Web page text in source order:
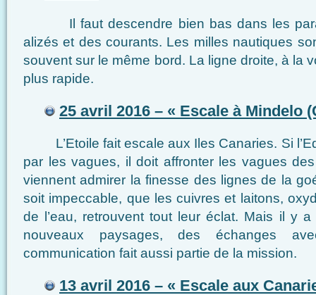
Il faut descendre bien bas dans les
alizés et des courants. Les milles nautiques
souvent sur le même bord. La ligne droite, à la
plus rapide.
25 avril 2016 – « Escale à Mindelo
L’Etoile fait escale aux Iles Canaries. Si
par les vagues, il doit affronter les vagues
viennent admirer la finesse des lignes de la
soit impeccable, que les cuivres et laitons,
de l’eau, retrouvent tout leur éclat. Mais il y
nouveaux paysages, des échanges
communication fait aussi partie de la mission.
13 avril 2016 – « Escale aux